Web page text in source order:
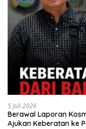
5 Juli 2026
Berawal Laporan
Ajukan Keberatan ke